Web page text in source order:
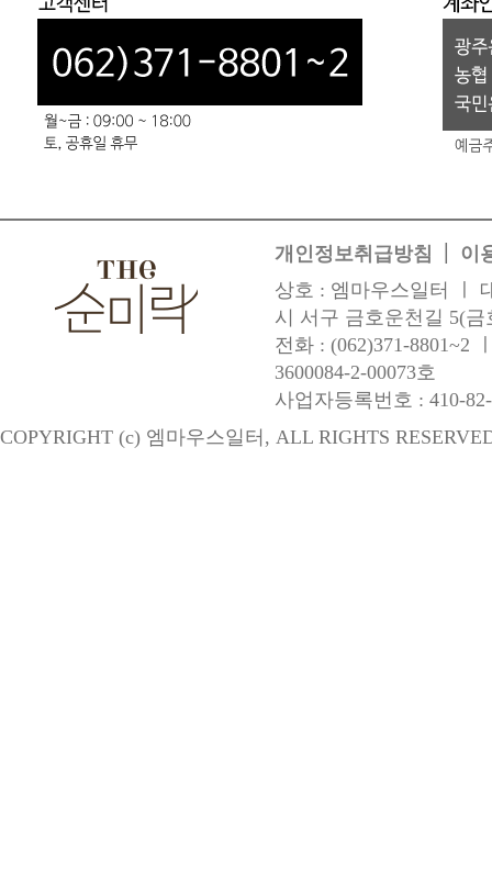
개인정보취급방침 |
이
상호 : 엠마우스일터 ㅣ
시 서구 금호운천길 5(금
전화 : (062)371-8801~2
3600084-2-00073호
사업자등록번호 : 410-
COPYRIGHT (c) 엠마우스일터, ALL RIGHTS